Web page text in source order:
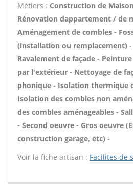
Métiers : Construction de
Rénovation dappartement / de
Aménagement de combles -
(installation ou remplacement) -
Ravalement de façade -
par l'extérieur - Nettoyage de
phonique - Isolation thermique
Isolation des combles non
des combles aménageables -
- Second oeuvre - Gros oeuvre
construction garage, etc) -
Voir la fiche artisan : Facilites de